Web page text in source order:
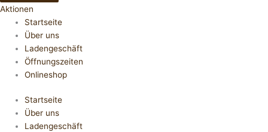
Aktionen
Startseite
Über uns
Ladengeschäft
Öffnungszeiten
Onlineshop
Startseite
Über uns
Ladengeschäft